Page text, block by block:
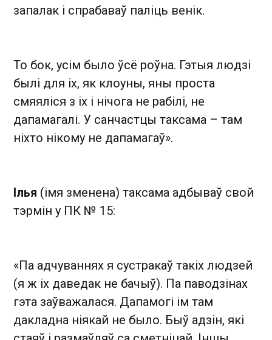
запалак і спрабаваў паліць венік.
То бок, усім было ўсё роўна. Гэтыя людзі
былі для іх, як клоуны, яны проста
смяяліся з іх і нічога не рабілі, не
дапамагалі. У санчастцы таксама – там
ніхто нікому не дапамагаў».
Ілья (імя зменена) таксама адбываў свой
тэрмін у ПК № 15:
«Па адчуваннях я сустракаў такіх людзей
(я ж іх даведак не бачыў). Па паводзінах
гэта заўважалася. Дапамогі ім там
дакладна ніякай не было. Быў адзін, які